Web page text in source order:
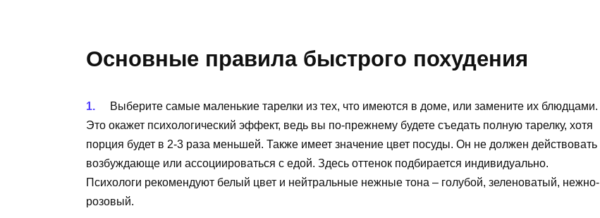
Основные правила быстрого похудения
Выберите самые маленькие тарелки из тех, что имеются в доме, или замените их блюдцами.
Это окажет психологический эффект, ведь вы по-прежнему будете съедать полную тарелку, хотя
порция будет в 2-3 раза меньшей. Также имеет значение цвет посуды. Он не должен действовать
возбуждающе или ассоциироваться с едой. Здесь оттенок подбирается индивидуально.
Психологи рекомендуют белый цвет и нейтральные нежные тона – голубой, зеленоватый, нежно-
розовый.